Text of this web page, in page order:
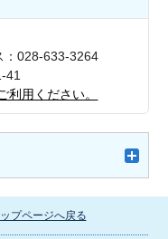
028-633-3264
41
利用ください。
ップページへ戻る